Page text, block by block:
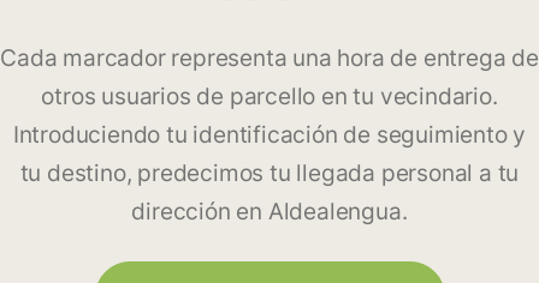
Cada marcador representa una hora de entrega de
otros usuarios de parcello en tu vecindario.
Introduciendo tu identificación de seguimiento y
tu destino, predecimos tu llegada personal a tu
dirección en Aldealengua.